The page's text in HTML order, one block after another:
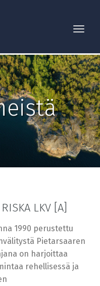
LKV [A]
1990 perustettu
Pietarsaaren
on harjoittaa
rehellisessä ja